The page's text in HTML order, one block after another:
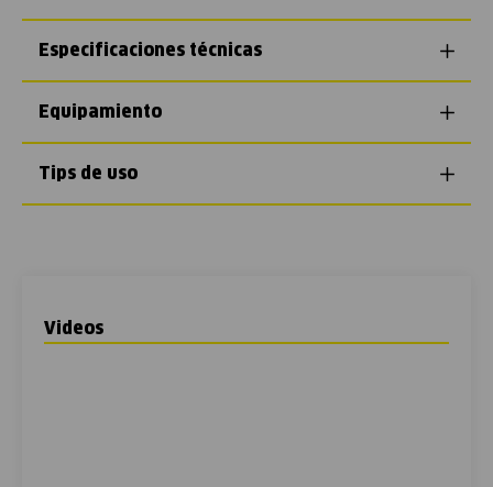
Especificaciones técnicas
Equipamiento
Tips de uso
Videos